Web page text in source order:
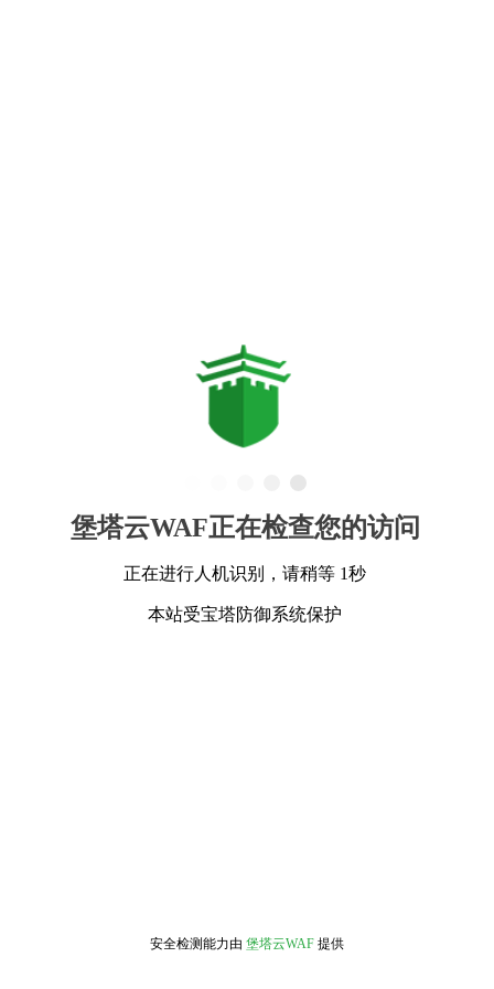
堡塔云WAF正在检查您的访问
正在进行人机识别，请稍等 1秒
本站受宝塔防御系统保护
安全检测能力由 堡塔云WAF 提供